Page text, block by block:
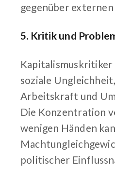
gegenüber externen
5. Kritik und
Kapitalismuskritiker
soziale
Arbeitskraft und
Die Konzentration
wenigen Händen
politischer